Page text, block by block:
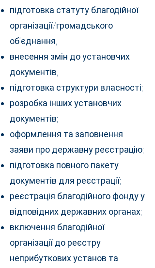
підготовка статуту благодійної
організації/громадського
об’єднання;
внесення змін до установчих
документів;
підготовка структури власності;
розробка інших установчих
документів;
оформлення та заповнення
заяви про державну реєстрацію;
підготовка повного пакету
документів для реєстрації;
реєстрація благодійного фонду у
відповідних державних органах;
включення благодійної
організації до реєстру
неприбуткових установ та